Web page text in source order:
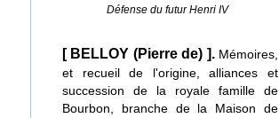
Défense du futur Henri IV
[ BELLOY (Pierre de) ]. Mémoires,
et recueil de l'origine, alliances et
succession de la royale famille de
Bourbon, branche de la Maison de